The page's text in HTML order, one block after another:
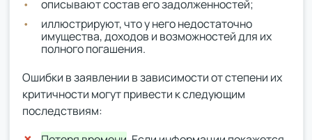
описывают состав его задолженностей;
иллюстрируют, что у него недостаточно
имущества, доходов и возможностей для их
полного погашения.
Ошибки в заявлении в зависимости от степени их
критичности могут привести к следующим
последствиям: